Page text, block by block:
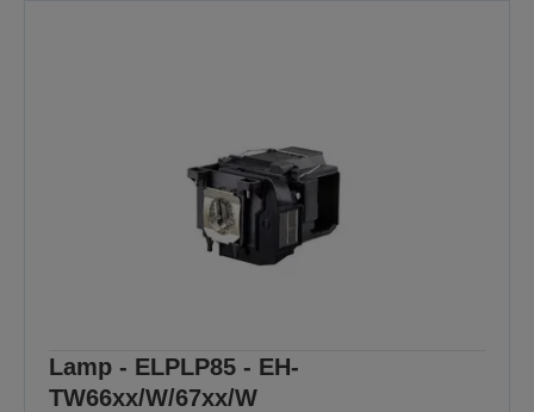
Lamp - ELPLP85 - EH-
TW66xx/W/67xx/W